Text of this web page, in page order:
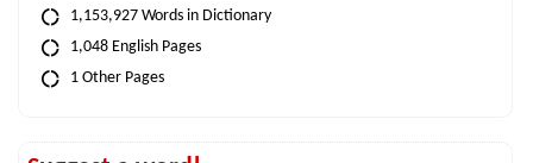
1,153,927 Words in Dictionary
1,048 English Pages
1 Other Pages